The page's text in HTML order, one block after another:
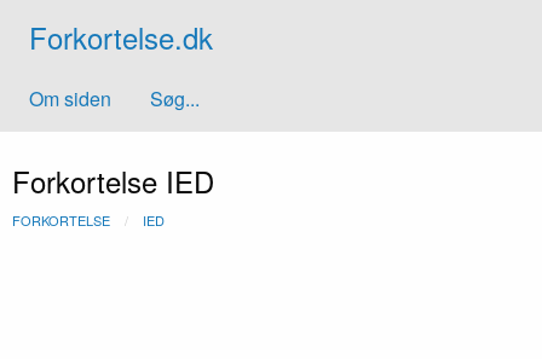
Forkortelse.dk
Om siden Søg...
Forkortelse IED
FORKORTELSE IED